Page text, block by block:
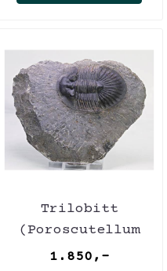
Trilobitt
(Poroscutellum
sp.)
1.850,-